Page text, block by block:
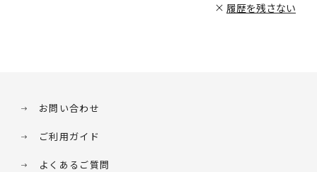
履歴を残さない
お問い合わせ
ご利用ガイド
よくあるご質問